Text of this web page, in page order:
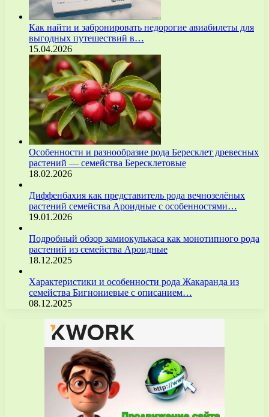
Как найти и забронировать недорогие авиабилеты для
выгодных путешествий в…
15.04.2026
Особенности и разнообразие рода Бересклет древесных
растений — семейства Бересклетовые
18.02.2026
Диффенбахия как представитель рода вечнозелёных
растений семейства Ароидные с особенностями…
19.01.2026
Подробный обзор замиокулькаса как монотипного рода
растений из семейства Ароидные
18.12.2025
Характеристики и особенности рода Жакаранда из
семейства Бигнониевые с описанием…
08.12.2025